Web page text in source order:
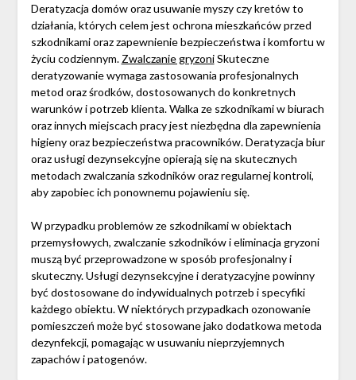
Deratyzacja domów oraz usuwanie myszy czy kretów to
działania, których celem jest ochrona mieszkańców przed
szkodnikami oraz zapewnienie bezpieczeństwa i komfortu w
życiu codziennym. Zwalczanie gryzoniSkuteczne
deratyzowanie wymaga zastosowania profesjonalnych
metod oraz środków, dostosowanych do konkretnych
warunków i potrzeb klienta. Walka ze szkodnikami w biurach
oraz innych miejscach pracy jest niezbędna dla zapewnienia
higieny oraz bezpieczeństwa pracowników. Deratyzacja biur
oraz usługi dezynsekcyjne opierają się na skutecznych
metodach zwalczania szkodników oraz regularnej kontroli,
aby zapobiec ich ponownemu pojawieniu się.
W przypadku problemów ze szkodnikami w obiektach
przemysłowych, zwalczanie szkodników i eliminacja gryzoni
muszą być przeprowadzone w sposób profesjonalny i
skuteczny. Usługi dezynsekcyjne i deratyzacyjne powinny
być dostosowane do indywidualnych potrzeb i specyfiki
każdego obiektu. W niektórych przypadkach ozonowanie
pomieszczeń może być stosowane jako dodatkowa metoda
dezynfekcji, pomagając w usuwaniu nieprzyjemnych
zapachów i patogenów.